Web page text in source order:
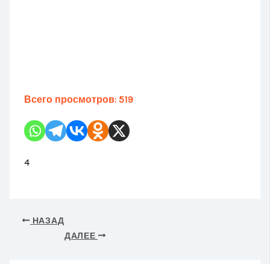
Всего просмотров: 519
4
НАЗАД
ДАЛЕЕ